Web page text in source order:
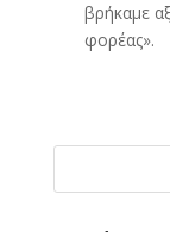
βρήκαμε
φορέας».